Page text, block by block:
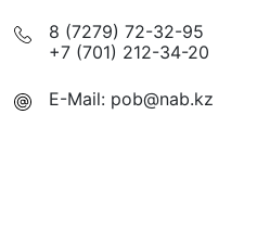
8 (7279) 72-32-95
+7 (701) 212-34-20
E-Mail: pob@nab.kz